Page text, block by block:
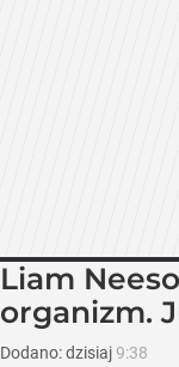
Liam
organizm.
Dodano:dzisiaj 9:38